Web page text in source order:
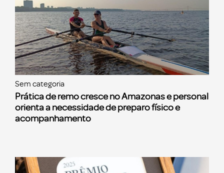
Sem categoria
Prática de remo cresce no Amazonas e personal
orienta a necessidade de preparo físico e
acompanhamento